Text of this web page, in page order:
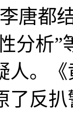
唐都
分析
人。
了反